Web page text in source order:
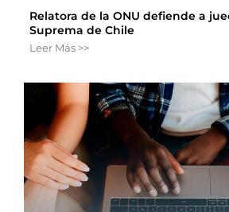
Relatora de la ONU defiende a
Suprema de Chile
Leer Más >>